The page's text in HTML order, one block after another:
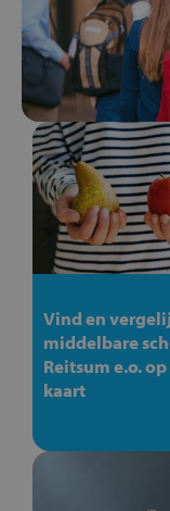
Vind en
middelbare
Reitsum e.o.
kaart